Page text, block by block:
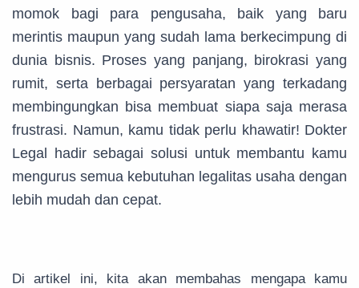
momok bagi para pengusaha, baik yang baru
merintis maupun yang sudah lama berkecimpung di
dunia bisnis. Proses yang panjang, birokrasi yang
rumit, serta berbagai persyaratan yang terkadang
membingungkan bisa membuat siapa saja merasa
frustrasi. Namun, kamu tidak perlu khawatir! Dokter
Legal hadir sebagai solusi untuk membantu kamu
mengurus semua kebutuhan legalitas usaha dengan
lebih mudah dan cepat.
Di artikel ini, kita akan membahas mengapa kamu